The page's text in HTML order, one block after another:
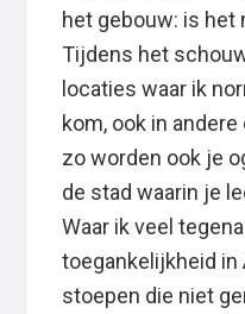
het gebouw: is het
Tijdens het
locaties waar ik
kom, ook in
zo worden ook je
de stad waarin je
Waar ik veel
toegankelijkheid in
stoepen die niet